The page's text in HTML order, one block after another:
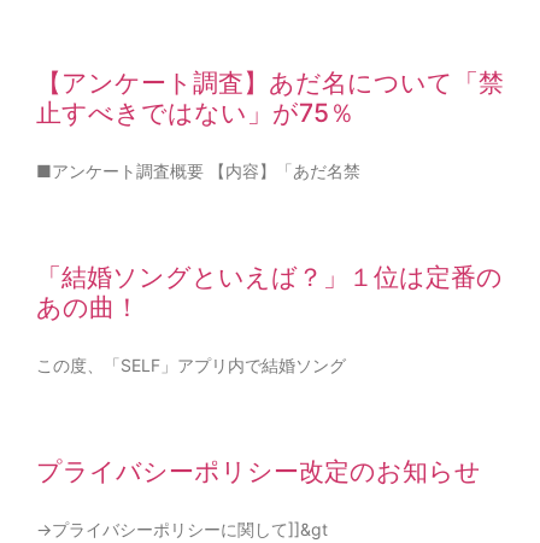
【アンケート調査】あだ名について「禁
止すべきではない」が75％
■アンケート調査概要 【内容】「あだ名禁
「結婚ソングといえば？」１位は定番の
あの曲！
この度、「SELF」アプリ内で結婚ソング
プライバシーポリシー改定のお知らせ
→プライバシーポリシーに関して]]&gt